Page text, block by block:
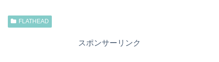
FLATHEAD
スポンサーリンク